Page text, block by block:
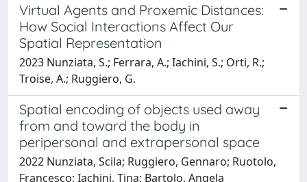
Virtual Agents and Proxemic Distances:
How Social Interactions Affect Our
Spatial Representation
2023 Nunziata, S.; Ferrara, A.; Iachini, S.; Orti, R.;
Troise, A.; Ruggiero, G.
Spatial encoding of objects used away
from and toward the body in
peripersonal and extrapersonal space
2022 Nunziata, Scila; Ruggiero, Gennaro; Ruotolo,
Francesco; Iachini, Tina; Bartolo, Angela